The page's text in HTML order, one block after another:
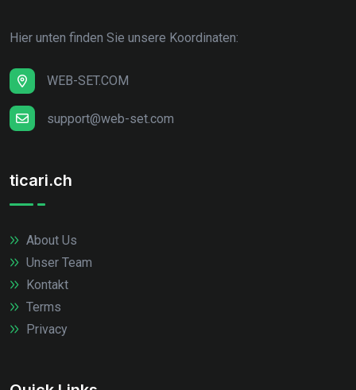
Hier unten finden Sie unsere Koordinaten:
WEB-SET.COM
support@web-set.com
ticari.ch
About Us
Unser Team
Kontakt
Terms
Privacy